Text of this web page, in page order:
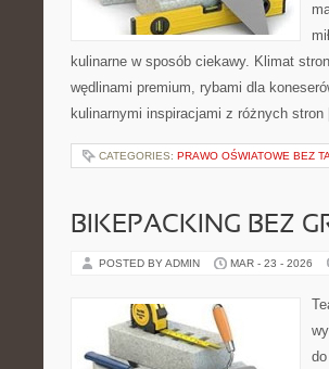
kulinarne w sposób ciekawy. Klimat
wędlinami premium, rybami dla
kulinarnymi inspiracjami z różnych
CATEGORIES: PRAWO OŚWIATOWE BEZ
BIKEPACKING BEZ
POSTED BY ADMIN MAR - 23 - 2026